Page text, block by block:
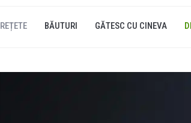
REȚETE BĂUTURI GĂTESC CU CINEVA